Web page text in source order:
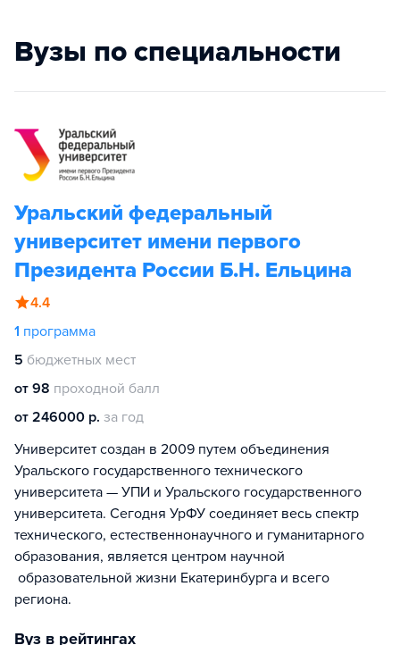
Вузы по специальности
Уральский федеральный
университет имени первого
Президента России Б.Н. Ельцина
4.4
1 программа
5 бюджетных мест
от 98 проходной балл
от 246000 р. за год
Университет создан в 2009 путем объединения
Уральского государственного технического
университета — УПИ и Уральского государственного
университета. Сегодня УрФУ соединяет весь спектр
технического, естественнонаучного и гуманитарного
образования, является центром научной
образовательной жизни Екатеринбурга и всего
региона.
Вуз в рейтингах